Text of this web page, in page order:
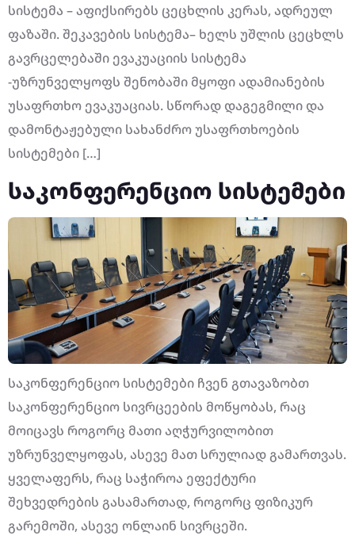
სისტემა – აფიქსირებს ცეცხლის კერას, ადრეულ
ფაზაში. შეკავების სისტემა– ხელს უშლის ცეცხლს
გავრცელებაში ევაკუაციის სისტემა
-უზრუნველყოფს შენობაში მყოფი ადამიანების
უსაფრთხო ევაკუაციას. სწორად დაგეგმილი და
დამონტაჟებული სახანძრო უსაფრთხოების
სისტემები […]
საკონფერენციო სისტემები
საკონფერენციო სისტემები ჩვენ გთავაზობთ
საკონფერენციო სივრცეების მოწყობას, რაც
მოიცავს როგორც მათი აღჭურვილობით
უზრუნველყოფას, ასევე მათ სრულიად გამართვას.
ყველაფერს, რაც საჭიროა ეფექტური
შეხვედრების გასამართად, როგორც ფიზიკურ
გარემოში, ასევე ონლაინ სივრცეში.